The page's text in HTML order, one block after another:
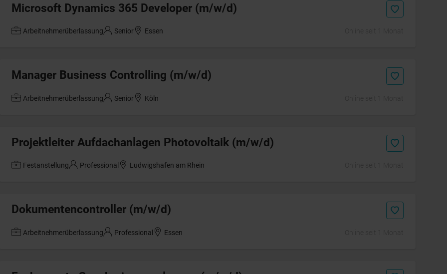
Microsoft Dynamics 365 Developer (m/w/d)
Arbeitnehmerüberlassung Senior Essen
Manager Business Controlling (m/w/d)
Arbeitnehmerüberlassung Senior Köln
Projektleiter Aufdachanlagen Photovoltaik (m/w/d)
Festanstellung Professional Ludwigshafen am Rhein
Dokumentencontroller (m/w/d)
Arbeitnehmerüberlassung Professional Essen